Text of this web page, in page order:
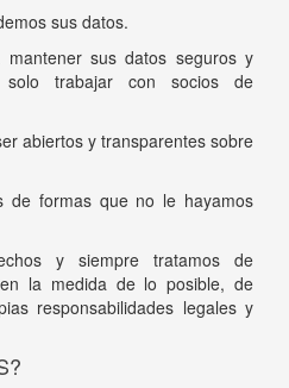
sus datos.
sus datos seguros y
solo trabajar con socios de
abiertos y transparentes sobre
de formas que no le hayamos
y siempre tratamos de
la medida de lo posible, de
responsabilidades legales y